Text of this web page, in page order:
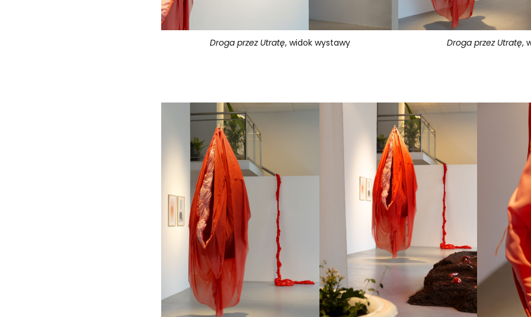
Droga przez Utratę, widok wystawy Droga przez Utratę,